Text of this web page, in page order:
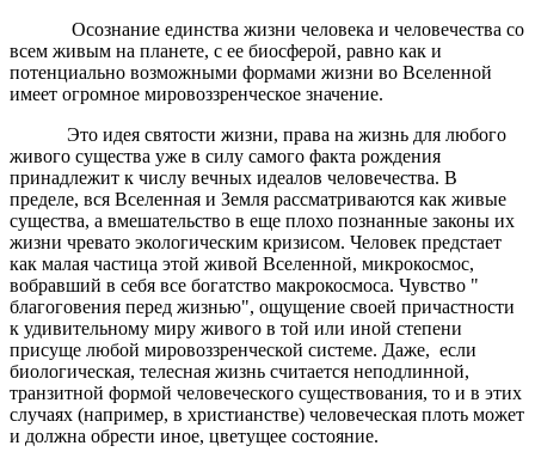
Осознание единства жизни человека и человечества со
всем живым на планете, с ее биосферой, равно как и
потенциально возможными формами жизни во Вселенной
имеет огромное мировоззренческое значение.
Это идея святости жизни, права на жизнь для любого
живого существа уже в силу самого факта рождения
принадлежит к числу вечных идеалов человечества. В
пределе, вся Вселенная и Земля рассматриваются как живые
существа, а вмешательство в еще плохо познанные законы их
жизни чревато экологическим кризисом. Человек предстает
как малая частица этой живой Вселенной, микрокосмос,
вобравший в себя все богатство макрокосмоса. Чувство "
благоговения перед жизнью", ощущение своей причастности
к удивительному миру живого в той или иной степени
присуще любой мировоззренческой системе. Даже, если
биологическая, телесная жизнь считается неподлинной,
транзитной формой человеческого существования, то и в этих
случаях (например, в христианстве) человеческая плоть может
и должна обрести иное, цветущее состояние.